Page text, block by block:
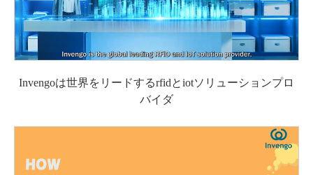
Invengoは世界をリードするrfidとiotソリューションプロ
バイダ